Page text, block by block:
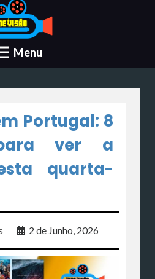
Menu
Portugal: 8
ver a
quarta-
2 de Junho, 2026